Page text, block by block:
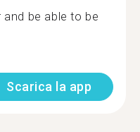
be able to be
Scarica la app